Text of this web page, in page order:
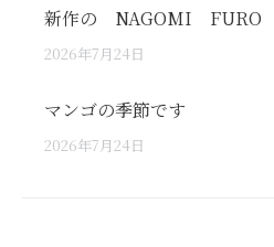
新作の NAGOMI
2026年7月24日
マンゴの季節です
2026年7月24日